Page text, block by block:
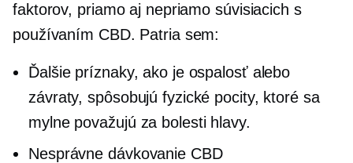
faktorov, priamo aj nepriamo súvisiacich s
používaním CBD. Patria sem:
Ďalšie príznaky, ako je ospalosť alebo
závraty, spôsobujú fyzické pocity, ktoré sa
mylne považujú za bolesti hlavy.
Nesprávne dávkovanie CBD